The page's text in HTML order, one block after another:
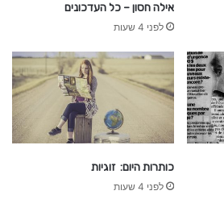
אילה חסון – כל העדכונים
לפני 4 שעות
כותרות היום: זוגיות
לפני 4 שעות